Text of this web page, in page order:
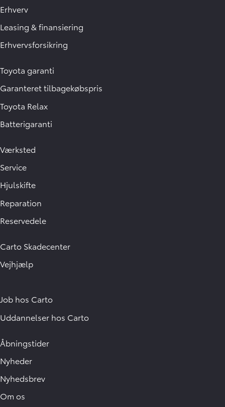
Erhverv
Leasing & finansiering
Erhvervsforsikring
Toyota garanti
Garanteret tilbagekøbspris
Toyota Relax
Batterigaranti
Værksted
Service
Hjulskifte
Reparation
Reservedele
Carto Skadecenter
Vejhjælp
Job hos Carto
Uddannelser hos Carto
Åbningstider
Nyheder
Nyhedsbrev
Om os